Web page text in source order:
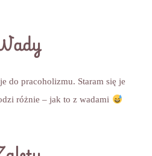
do pracoholizmu. Staram się je
różnie – jak to z wadami